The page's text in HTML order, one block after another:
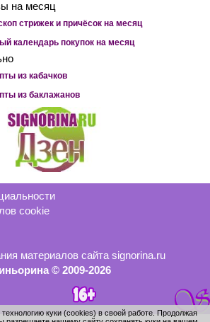
на месяц
стрижек и причёсок на месяц
календарь покупок на месяц
из кабачков
из баклажанов
cookie
материалов сайта signorina.ru
© 2009-2026
куки (cookies) в своей работе. Продолжая